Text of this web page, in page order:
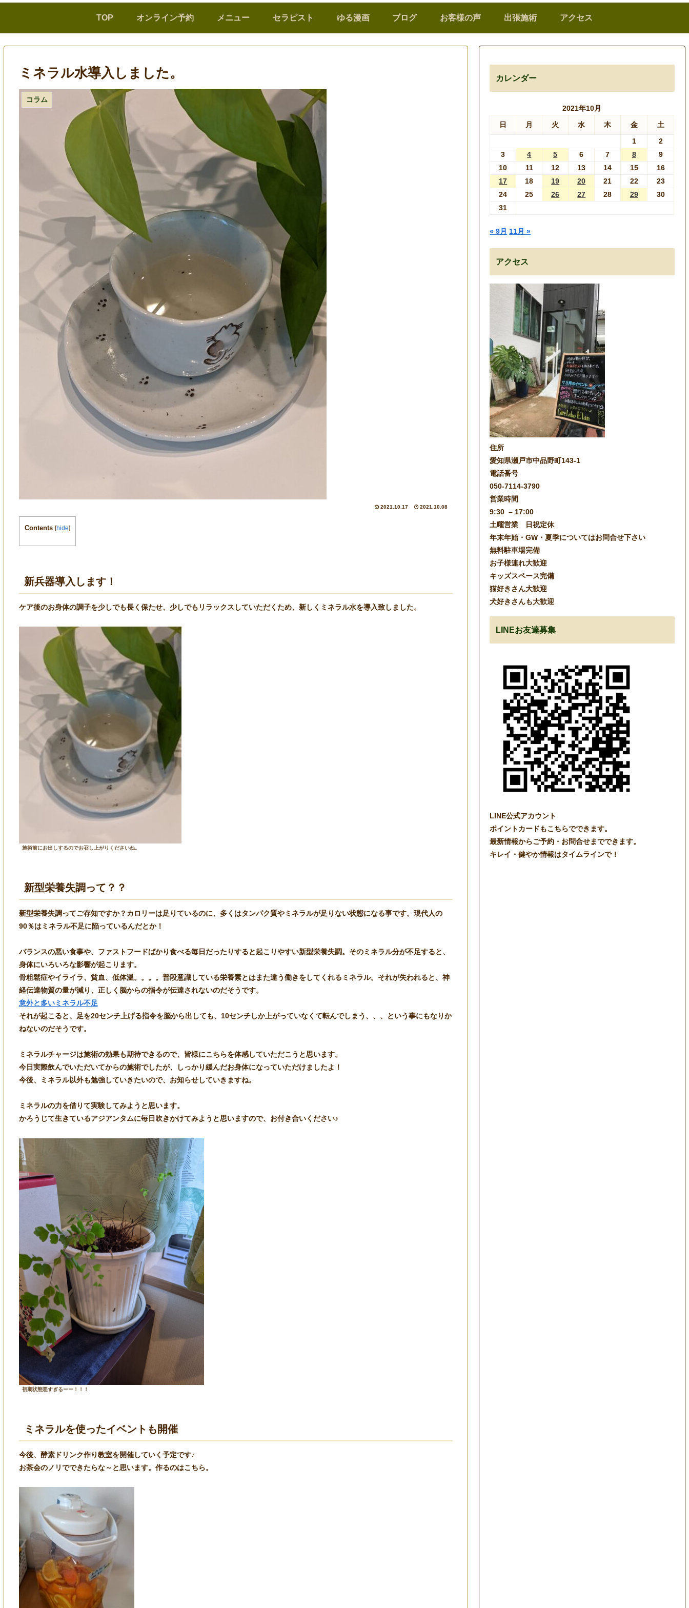
TOP オンライン予約 メニュー セラピスト ゆる漫画 ブログ お客様の声 出張施術 アクセス
ミネラル水導入しました。
コラム
2021.10.17 2021.10.08
Contents [hide]
新兵器導入します！
ケア後のお身体の調子を少しでも長く保たせ、少しでもリラックスしていただくため、新しくミネラル水を導入致しました。
施術前にお出しするのでお召し上がりくださいね。
新型栄養失調って？？
新型栄養失調ってご存知ですか？カロリーは足りているのに、多くはタンパク質やミネラルが足りない状態になる事です。現代人の
90％はミネラル不足に陥っているんだとか！
バランスの悪い食事や、ファストフードばかり食べる毎日だったりすると起こりやすい新型栄養失調。そのミネラル分が不足すると、
身体にいろいろな影響が起こります。
骨粗鬆症やイライラ、貧血、低体温。。。。普段意識している栄養素とはまた違う働きをしてくれるミネラル。それが失われると、神
経伝達物質の量が減り、正しく脳からの指令が伝達されないのだそうです。
意外と多いミネラル不足
それが起こると、足を20センチ上げる指令を脳から出しても、10センチしか上がっていなくて転んでしまう、、、という事にもなりか
ねないのだそうです。
ミネラルチャージは施術の効果も期待できるので、皆様にこちらを体感していただこうと思います。
今日実際飲んでいただいてからの施術でしたが、しっかり緩んだお身体になっていただけましたよ！
今後、ミネラル以外も勉強していきたいので、お知らせしていきますね。
ミネラルの力を借りて実験してみようと思います。
かろうじて生きているアジアンタムに毎日吹きかけてみようと思います‪ので、お付き合いください♪
初期状態悪すぎるーー！！！
ミネラルを使ったイベントも開催
今後、酵素ドリンク作り教室を開催していく予定です♪
お茶会のノリでできたらな～と思います。作るのはこちら。
カレンダー
2021年10月
日
月 火 水 木 金
土
1
2
3
4 5 6 7 8
9
10
11 12 13 14 15
16
17
18 19 20 21 22
23
24
25 26 27 28 29
30
31
« 9月 11月 »
アクセス
住所
愛知県瀬戸市中品野町143-1
電話番号
050-7114-3790
営業時間
9:30 – 17:00
土曜営業 日祝定休
年末年始・GW・夏季についてはお問合せ下さい
無料駐車場完備
お子様連れ大歓迎
キッズスペース完備
猫好きさん大歓迎
犬好きさんも大歓迎
LINEお友達募集
LINE公式アカウント
ポイントカードもこちらでできます。
最新情報からご予約・お問合せまでできます。
キレイ・健やか情報はタイムラインで！